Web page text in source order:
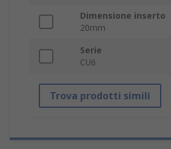
Dimensione inserto
20mm
Serie
CU6
Trova prodotti simili